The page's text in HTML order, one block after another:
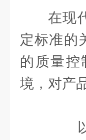
在现
定标准的
的质量控
境，对产
以